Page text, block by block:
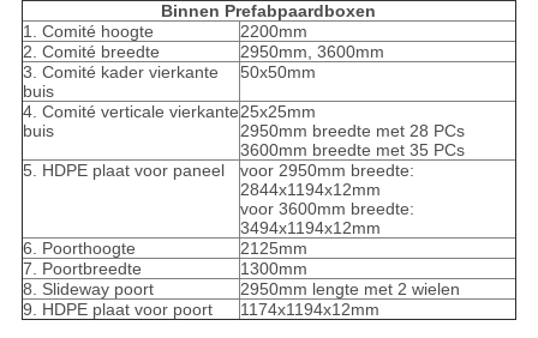
Binnen Prefabpaardboxen
1. Comité hoogte
2200mm
2. Comité breedte
2950mm, 3600mm
3. Comité kader vierkante
buis
50x50mm
4. Comité verticale vierkante
buis
25x25mm
2950mm breedte met 28 PCs
3600mm breedte met 35 PCs
5. HDPE plaat voor paneel
voor 2950mm breedte:
2844x1194x12mm
voor 3600mm breedte:
3494x1194x12mm
6. Poorthoogte
2125mm
7. Poortbreedte
1300mm
8. Slideway poort
2950mm lengte met 2 wielen
9. HDPE plaat voor poort
1174x1194x12mm